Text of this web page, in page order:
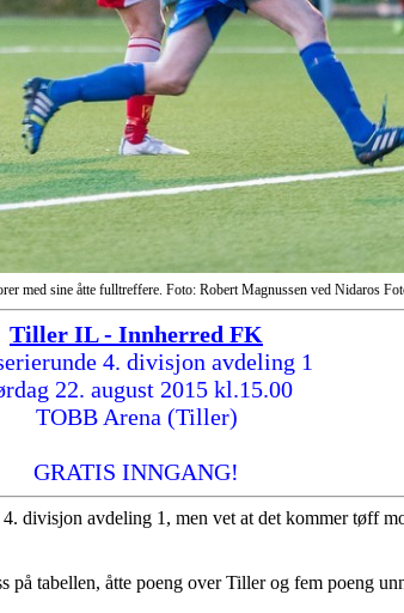
med sine åtte fulltreffere. Foto: Robert Magnussen ved Nidaros
Tiller IL - Innherred FK
4. divisjon avdeling 1
22. august 2015 kl.15.00
TOBB Arena (Tiller)
GRATIS INNGANG!
divisjon avdeling 1, men vet at det kommer tøff
tabellen, åtte poeng over Tiller og fem poeng